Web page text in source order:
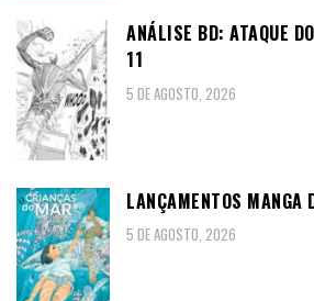
ANÁLISE BD: ATAQUE
11
5 DE AGOSTO, 2026
LANÇAMENTOS MANGA
5 DE AGOSTO, 2026